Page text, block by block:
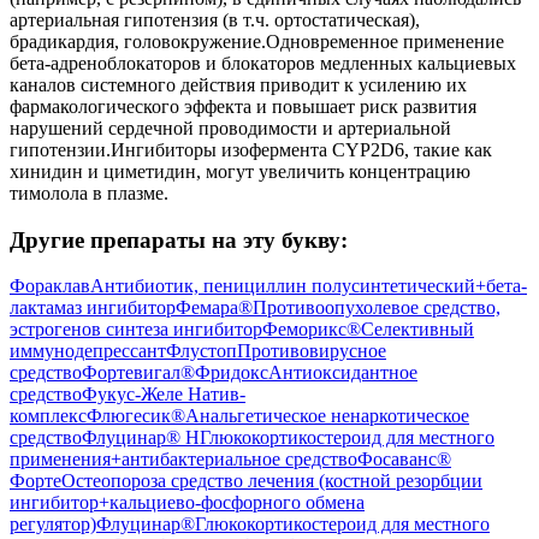
артериальная гипотензия (в т.ч. ортостатическая),
брадикардия, головокружение.Одновременное применение
бета-адреноблокаторов и блокаторов медленных кальциевых
каналов системного действия приводит к усилению их
фармакологического эффекта и повышает риск развития
нарушений сердечной проводимости и артериальной
гипотензии.Ингибиторы изофермента CYP2D6, такие как
хинидин и циметидин, могут увеличить концентрацию
тимолола в плазме.
Другие препараты на эту букву:
ФораклавАнтибиотик, пенициллин полусинтетический+бета-
лактамаз ингибиторФемара®Противоопухолевое средство,
эстрогенов синтеза ингибиторФеморикс®Селективный
иммунодепрессантФлустопПротивовирусное
средствоФортевигал®ФридоксАнтиоксидантное
средствоФукус-Желе Натив-
комплексФлюгесик®Анальгетическое ненаркотическое
средствоФлуцинар® НГлюкокортикостероид для местного
применения+антибактериальное средствоФосаванс®
ФортеОстеопороза средство лечения (костной резорбции
ингибитор+кальциево-фосфорного обмена
регулятор)Флуцинар®Глюкокортикостероид для местного